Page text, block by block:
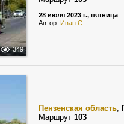
349
28 июля 2023 г., пятница
Автор: Иван С.
Пензенская область,
Маршрут 103